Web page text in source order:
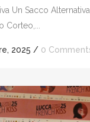
Un Sacco
Corteo,...
2025 / 0